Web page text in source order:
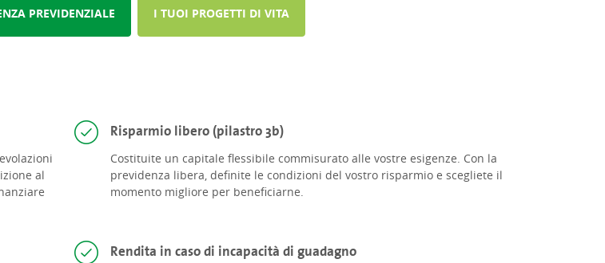
PREVIDENZIALE I TUOI PROGETTI DI VITA
al
Risparmio libero (pilastro 3b)
Costituite un capitale flessibile commisurato alle vostre esigenze. Con la
previdenza libera, definite le condizioni del vostro risparmio e scegliete il
momento migliore per beneficiarne.
Rendita in caso di incapacità di guadagno